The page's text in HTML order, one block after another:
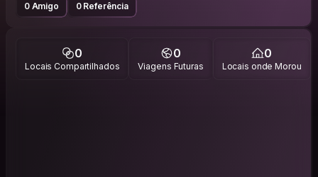
0 Amigo 0 Referência
0
Locais Compartilhados
0
Viagens Futuras
0
Locais onde Morou